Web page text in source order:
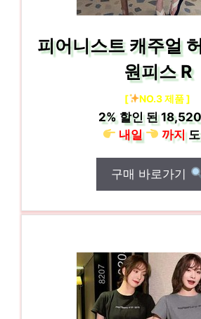
피어니스트 캐주얼
원피스 R
[ NO.3 제품 ]
2% 할인 된
내일
까지
구매 바로가기